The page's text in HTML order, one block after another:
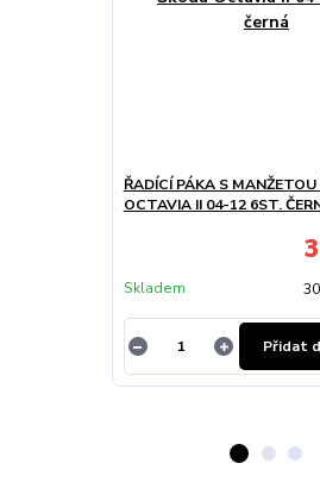
ŘADÍCÍ PÁKA S
OCTAVIA II 04-12 6ST.
Skladem
Přidat